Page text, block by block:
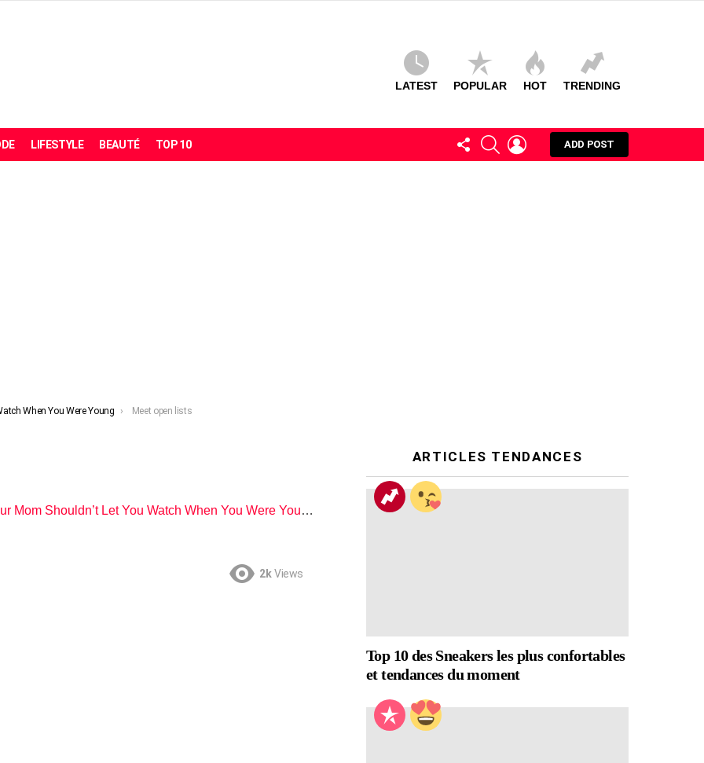
LATEST POPULAR HOT TRENDING
LIFESTYLE BEAUTÉ TOP 10
FOLLOW
US
SEARCHLOGIN
ADD POST
When You Were Young Meet open lists
Mom Shouldn’t Let You Watch When You Were Young"
2k Views
ARTICLES TENDANCES
Top 10 des Sneakers les plus confortables
et tendances du moment